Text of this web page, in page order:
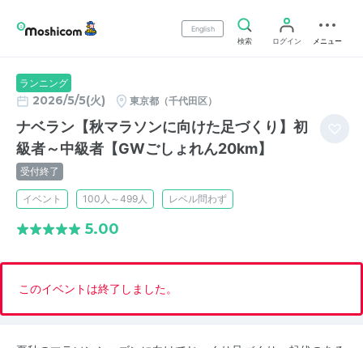
English
検索
ログイン メニュー
ランニング
2026/5/5(火) 東京都（千代田区）
ナベラン【秋マラソンに向けた足づくり】初
級者～中級者【GWごしょれん20km】
受付終了
イベント 100人～499人 レベル問わず
5.00
このイベントは終了しました。